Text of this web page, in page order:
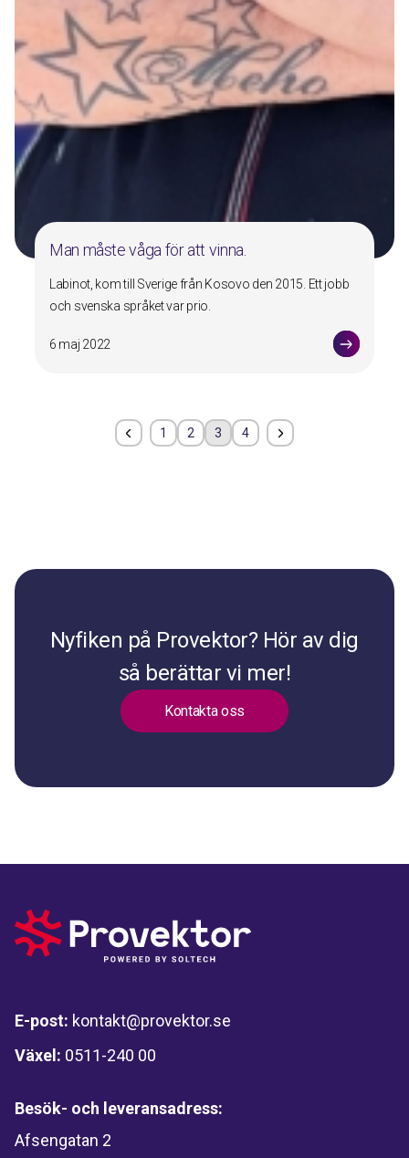
Man måste våga för att vinna.
Labinot, kom till Sverige från Kosovo den 2015. Ett jobb
och svenska språket var prio.
6 maj 2022
1 2 3 4
Nyfiken på Provektor? Hör av dig
så berättar vi mer!
Kontakta oss
E-post: kontakt@provektor.se
Växel: 0511-240 00
Besök- och leveransadress:
Afsengatan 2